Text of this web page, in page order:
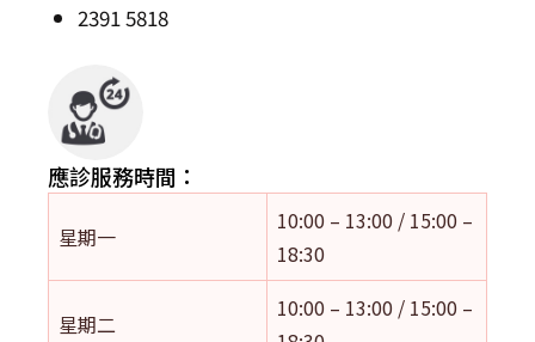
2391 5818
應診服務時間：
星期一
10:00 – 13:00 / 15:00 –
18:30
星期二
10:00 – 13:00 / 15:00 –